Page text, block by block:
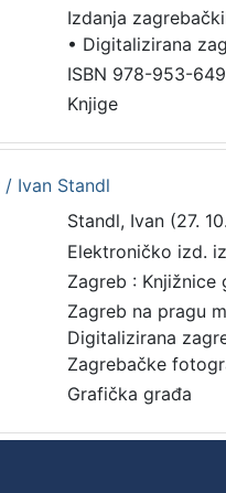
Izdanja
• Digitalizirana
ISBN 978-953-
Knjige
Ivan Standl
Standl, Ivan (27.
Elektroničko izd.
Zagreb : Knjižnice
Zagreb na pragu
Digitalizirana
Zagrebačke
Grafička građa